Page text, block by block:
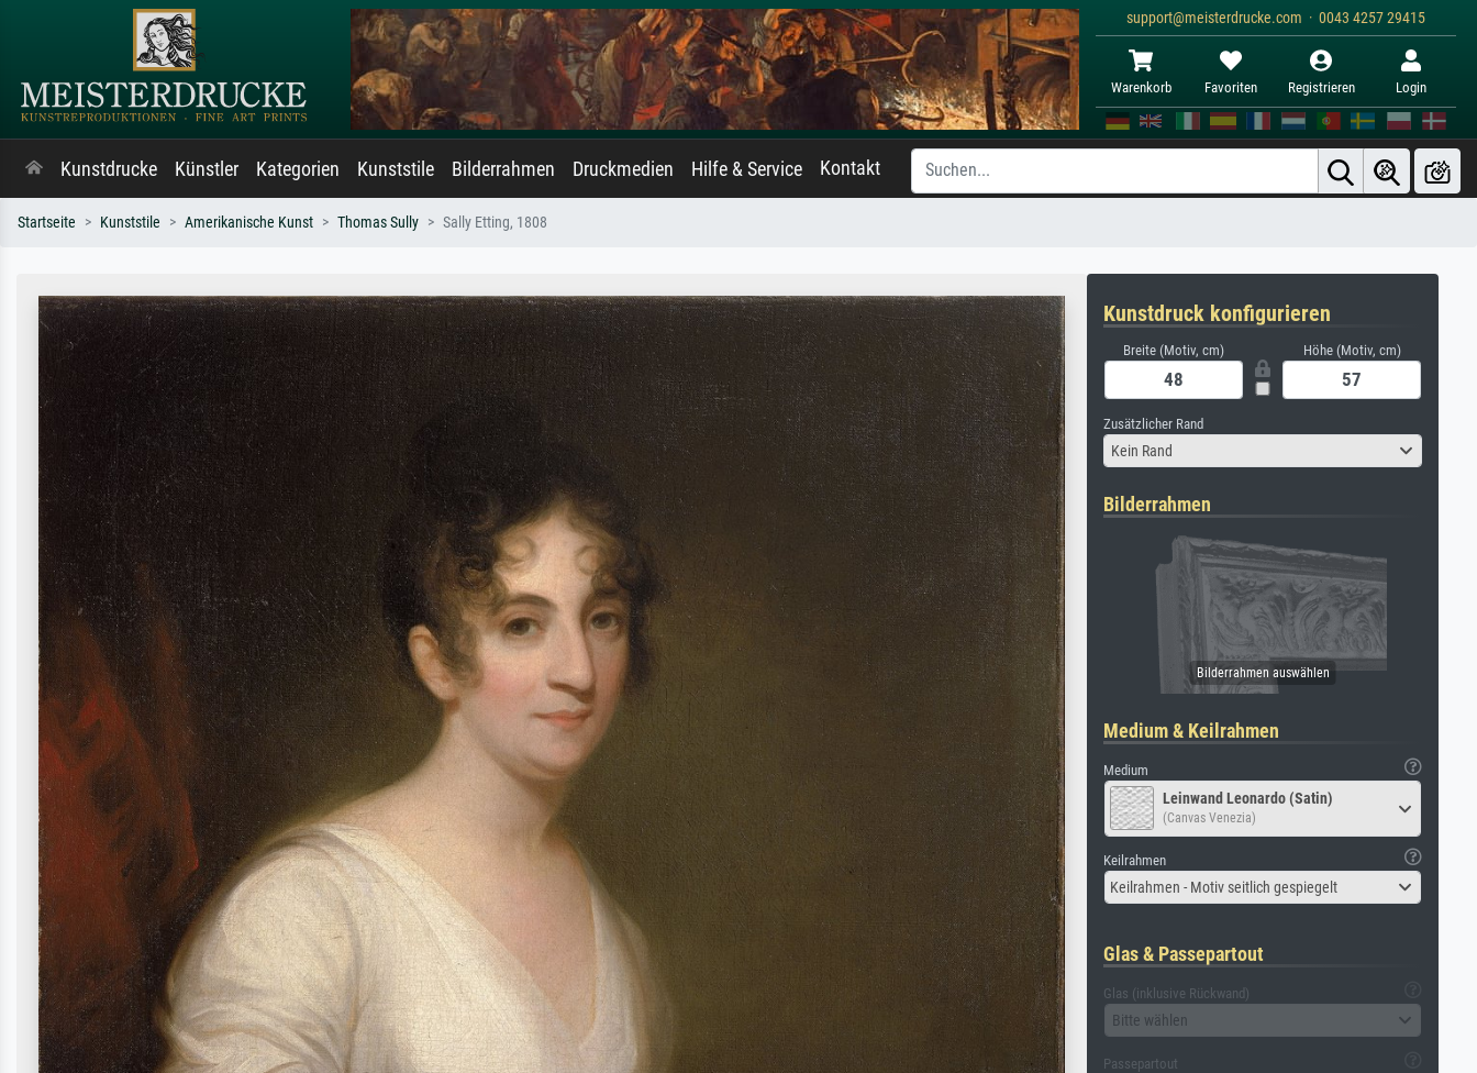
support@meisterdrucke.com · 0043 4257 29415
Warenkorb Favoriten Registrieren Login
Kunstdrucke Künstler Kategorien Kunststile Bilderrahmen Druckmedien Hilfe & Service Kontakt
Startseite Kunststile Amerikanische Kunst Thomas Sully Sally Etting, 1808
Kunstdruck konfigurieren
Breite (Motiv, cm) Höhe (Motiv, cm)
Zusätzlicher Rand
Kein Rand
Bilderrahmen
Medium & Keilrahmen
Medium
Leinwand Leonardo (Satin)
(Canvas Venezia)
Keilrahmen
Keilrahmen - Motiv seitlich gespiegelt
Glas & Passepartout
Glas (inklusive Rückwand)
Bitte wählen
Passepartout